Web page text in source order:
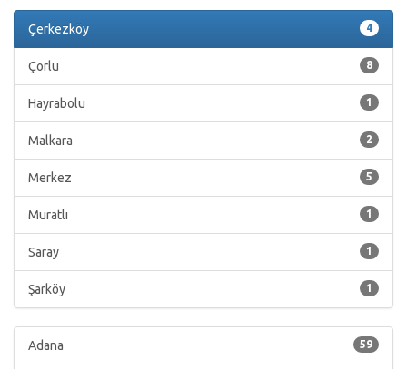
4
Çerkezköy
8
Çorlu
1
Hayrabolu
2
Malkara
5
Merkez
1
Muratlı
1
Saray
1
Şarköy
59
Adana